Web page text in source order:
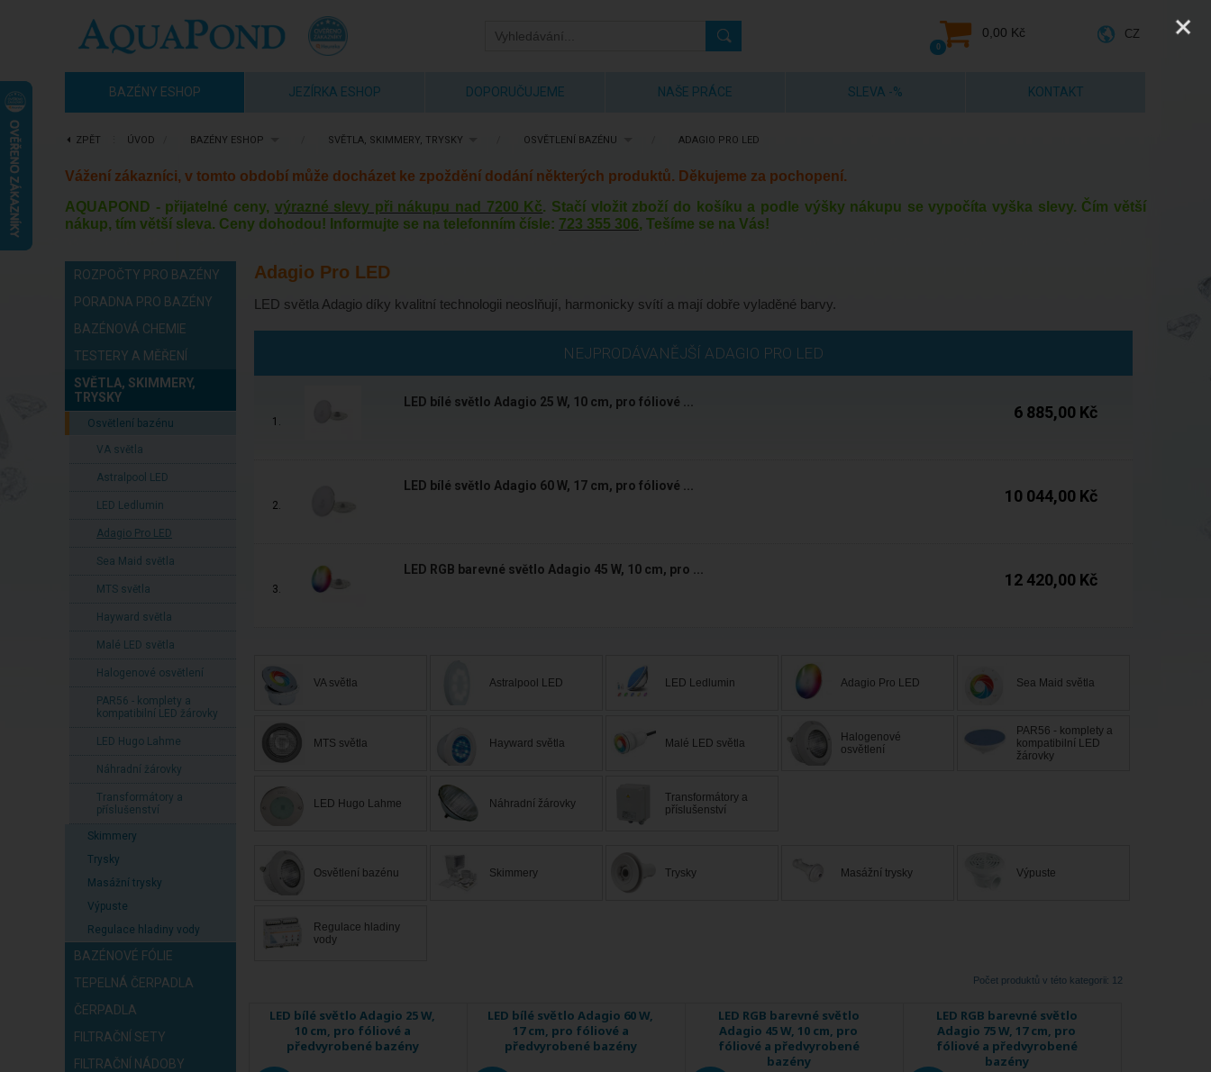
0,00 Kč
0
CZ
BAZÉNY ESHOP JEZÍRKA ESHOP DOPORUČUJEME NAŠE PRÁCE SLEVA -% KONTAKT
ZPĚT ÚVOD BAZÉNY ESHOP SVĚTLA, SKIMMERY, TRYSKY OSVĚTLENÍ BAZÉNU ADAGIO PRO LED
Vážení zákazníci, v tomto období může docházet ke zpoždění dodání některých produktů. Děkujeme za pochopení.
AQUAPOND - přijatelné ceny, výrazné slevy při nákupu nad 7200 Kč. Stačí vložit zboží do košíku a podle výšky nákupu se vypočíta vyška slevy. Čím větší
nákup, tím větší sleva. Ceny dohodou! Informujte se na telefonním čísle: 723 355 306, Tešíme se na Vás!
ROZPOČTY PRO BAZÉNY
PORADNA PRO BAZÉNY
BAZÉNOVÁ CHEMIE
TESTERY A MĚŘENÍ
SVĚTLA, SKIMMERY,
TRYSKY
Osvětlení bazénu
VA světla
Astralpool LED
LED Ledlumin
Adagio Pro LED
Sea Maid světla
MTS světla
Hayward světla
Malé LED světla
Halogenové osvětlení
PAR56 - komplety a
kompatibilní LED žárovky
LED Hugo Lahme
Náhradní žárovky
Transformátory a
příslušenství
Skimmery
Trysky
Masážní trysky
Výpuste
Regulace hladiny vody
BAZÉNOVÉ FÓLIE
TEPELNÁ ČERPADLA
ČERPADLA
FILTRAČNÍ SETY
FILTRAČNÍ NÁDOBY
Adagio Pro LED
LED světla Adagio díky kvalitní technologii neoslňují, harmonicky svítí a mají dobře vyladěné barvy.
NEJPRODÁVANĚJŠÍ ADAGIO PRO LED
1.
LED bílé světlo Adagio 25 W, 10 cm, pro fóliové ...
6 885,00 Kč
2.
LED bílé světlo Adagio 60 W, 17 cm, pro fóliové ...
10 044,00 Kč
3.
LED RGB barevné světlo Adagio 45 W, 10 cm, pro ...
12 420,00 Kč
VA světla Astralpool LED LED Ledlumin Adagio Pro LED Sea Maid světla
MTS světla Hayward světla Malé LED světla
Halogenové
osvětlení
PAR56 - komplety a
kompatibilní LED
žárovky
LED Hugo Lahme Náhradní žárovky
Transformátory a
příslušenství
Osvětlení bazénu Skimmery Trysky Masážní trysky Výpuste
Regulace hladiny
vody
Počet produktů v této kategorii: 12
LED bílé světlo Adagio 25 W,
10 cm, pro fóliové a
předvyrobené bazény
LED bílé světlo Adagio 60 W,
17 cm, pro fóliové a
předvyrobené bazény
LED RGB barevné světlo
Adagio 45 W, 10 cm, pro
fóliové a předvyrobené
bazény
LED RGB barevné světlo
Adagio 75 W, 17 cm, pro
fóliové a předvyrobené
bazény